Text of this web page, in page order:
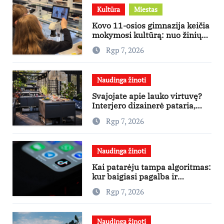
Kultūra Miestas
Kovo 11-osios gimnazija keičia
mokymosi kultūrą: nuo žinių
kaupimo – prie jų supratimo ir
taikymo
Rgp 7, 2026
Naudinga žinoti
Svajojate apie lauko virtuvę?
Interjero dizainerė pataria,
nuo ko pradėti
Rgp 7, 2026
Naudinga žinoti
Kai patarėju tampa algoritmas:
kur baigiasi pagalba ir
prasideda reklama?
Rgp 7, 2026
Naudinga žinoti